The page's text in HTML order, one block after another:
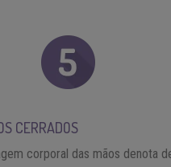
CERRADOS
corporal das mãos denota